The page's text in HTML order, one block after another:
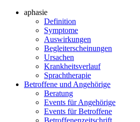
aphasie
Definition
Symptome
Auswirkungen
Begleiterscheinungen
Ursachen
Krankheitsverlauf
Sprachtherapie
Betroffene und Angehörige
Beratung
Events für Angehörige
Events für Betroffene
Betroffenenzeitschrift